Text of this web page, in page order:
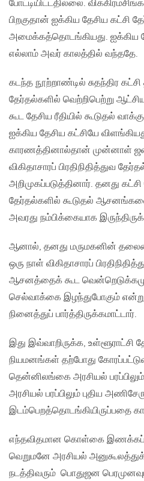
போட்டியிட்டதில்லை.
பிறகுதான் ஐக்கிய தேசிய கட்சி
அமைக்கத்தொடங்கியது. ஐக்கிய
எல்லாம் அவர் காலத்தில் வந்ததே.
கடந்த நூற்றாண்டில் சுதந்திர
தேர்தல்களில் வெற்றிபெற்று
கூட தேசிய ரீதியில் கூடுதல்
ஐக்கிய தேசிய கட்சியே
காரணத்தினால்தான் முன்னாள்
விகிதாசாரப் பிரதிநிதித்துவ
அறிமுகப்படுத்தினார். தனது
தேர்தல்களில் கூடுதல்
அவரது நம்பிக்கையாக
ஆனால், தனது மருமகனின்
ஒரு நாள் விகிதாசாரப்
ஆசனத்தைக் கூட
செல்வாக்கை இழந்துபோகும்
நினைத்துப் பார்த்திருக்கமாட்டார்.
இது இவ்வாறிருக்க, உள்ளூராட்சி
நியமனங்கள் தற்போது
தென்னிலங்கை அரசியல் பரப்பிலும்
அரசியல் பரப்பிலும் புதிய
இடம்பெறத்தொடங்கியிருப்பதை
எந்தவிதமான கொள்கை
வெறுமனே அரசியல்
நடத்திவரும் பொதுஜன